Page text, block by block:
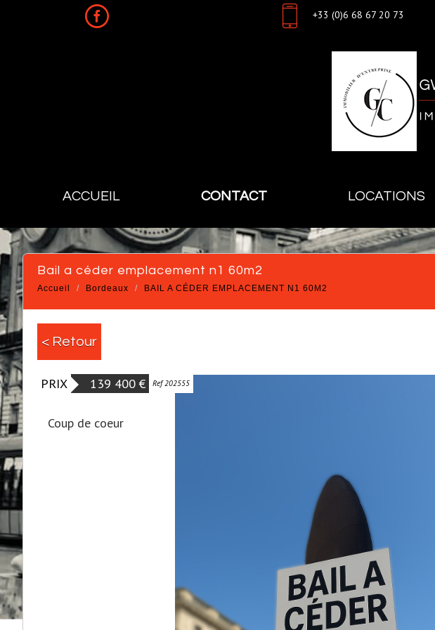
+33 (0)6 68 67 20 73
ACCUEIL CONTACT LOCATIONS
bail a céder emplacement n1 60m2
Accueil Bordeaux BAIL A CÉDER EMPLACEMENT N1 60M2
< Retour
PRIX 139 400 € Ref 202555
Coup de coeur